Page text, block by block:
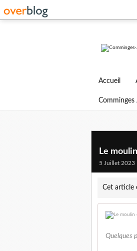
Accueil
Comminges
Le
5 Juillet 2023
Cet article
Quelques